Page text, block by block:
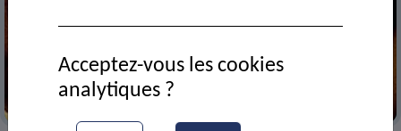
Acceptez-vous les cookies
analytiques ?